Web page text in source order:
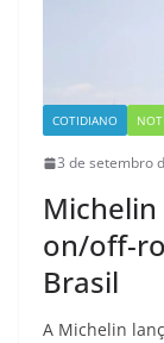
COTIDIANO
3 de setembro
on/off-
Brasil
A Michelin